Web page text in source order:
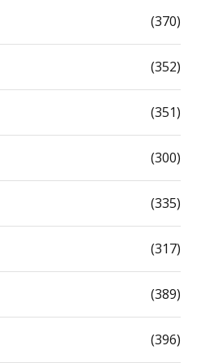
(370)
(352)
(351)
(300)
(335)
(317)
(389)
(396)